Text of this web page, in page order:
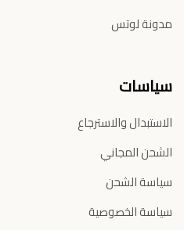
مدونة لوتس
سياسات
الاستبدال والاسترجاع
الشحن المجاني
سياسة الشحن
سياسة الخصوصية